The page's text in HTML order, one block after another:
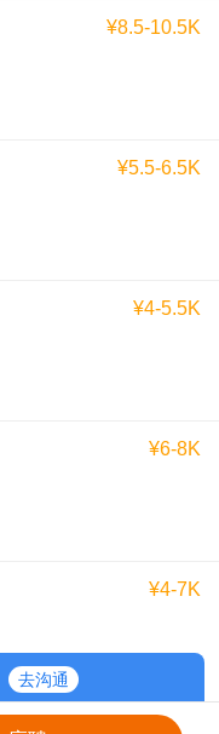
¥8.5-10.5K
¥5.5-6.5K
¥4-5.5K
¥6-8K
¥4-7K
去沟通